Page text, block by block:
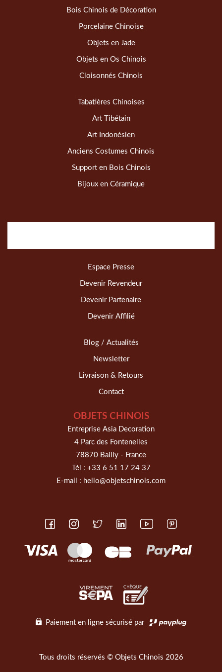
Bois Chinois de Décoration
Porcelaine Chinoise
Objets en Jade
Objets en Os Chinois
Cloisonnés Chinois
Tabatières Chinoises
Art Tibétain
Art Indonésien
Anciens Costumes Chinois
Support en Bois Chinois
Bijoux en Céramique
Espace Presse
Devenir Revendeur
Devenir Partenaire
Devenir Affilié
Blog / Actualités
Newsletter
Livraison & Retours
Contact
OBJETS CHINOIS
Entreprise Asia Decoration
4 Parc des Fontenelles
78870 Bailly - France
Tél : +33 6 51 17 24 37
E-mail : hello@objetschinois.com
Paiement en ligne sécurisé par
Tous droits réservés © Objets Chinois 2026